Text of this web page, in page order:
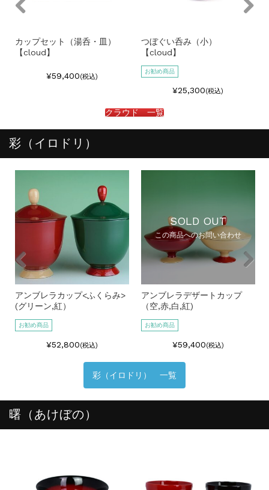
カップセット（湯呑・皿）
【cloud】
¥59,400(税込)
つぼぐい呑み（小）
【cloud】
お勧め商品
¥25,300(税込)
クラウド 一覧
彩（イロドリ）
アンブレラカップ<ふくらみ>
(グリーン,紅）
お勧め商品
¥52,800(税込)
SOLD OUT
この商品へのお問い合わせ
アンブレラデザートカップ
（空,赤,白,紅)
お勧め商品
¥59,400(税込)
彩（イロドリ） 一覧
曙（あけぼの）